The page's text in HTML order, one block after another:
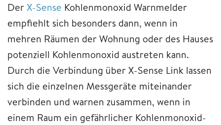
DerX-Sense Kohlenmonoxid Warnmelder
empfiehlt sich besonders dann, wenn in
mehren Räumen der Wohnung oder des Hauses
potenziell Kohlenmonoxid austreten kann.
Durch die Verbindung über X-Sense Link lassen
sich die einzelnen Messgeräte miteinander
verbinden und warnen zusammen, wenn in
einem Raum ein gefährlicher Kohlenmonoxid-